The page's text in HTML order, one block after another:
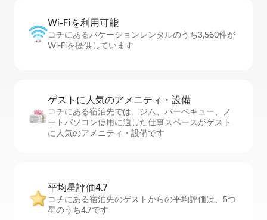
Wi-Fiを利⁠用⁠可⁠能
コチにあるバケーションレンタルのうち3,560件が
Wi-Fiを提供しています
ゲストに人⁠気⁠のア⁠メ⁠ニ⁠テ⁠ィ・設⁠備
コチにある宿泊先では、ジム、バーベキュー、ノ
ートパソコン使用に適した仕事スペースがゲスト
に人気のアメニティ・設備です
平均星評価4.7
コチにある宿泊先のゲストからの平均評価は、5つ
星のうち4.7です